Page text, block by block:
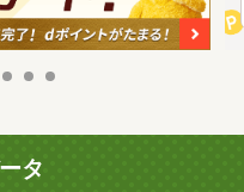
タ